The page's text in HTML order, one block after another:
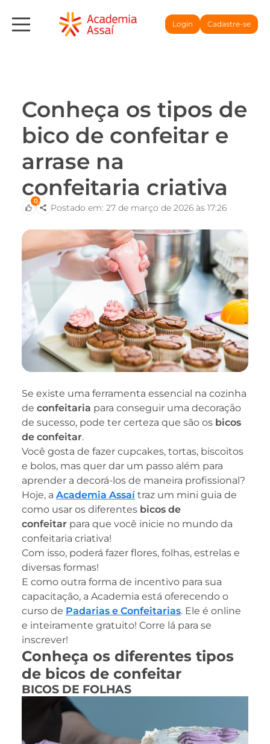
Login Cadastre-se
Conheça os tipos de
bico de confeitar e
arrase na
confeitaria criativa
0
Postado em: 27 de março de 2026 às 17:26
Se existe uma ferramenta essencial na cozinha
de confeitaria para conseguir uma decoração
de sucesso, pode ter certeza que são os bicos
de confeitar.
Você gosta de fazer cupcakes, tortas, biscoitos
e bolos, mas quer dar um passo além para
aprender a decorá-los de maneira profissional?
Hoje, a Academia Assaí traz um mini guia de
como usar os diferentes bicos de
confeitar para que você inicie no mundo da
confeitaria criativa!
Com isso, poderá fazer flores, folhas, estrelas e
diversas formas!
E como outra forma de incentivo para sua
capacitação, a Academia está oferecendo o
curso de Padarias e Confeitarias. Ele é online
e inteiramente gratuito! Corre lá para se
inscrever!
Conheça os diferentes tipos
de bicos de confeitar
BICOS DE FOLHAS